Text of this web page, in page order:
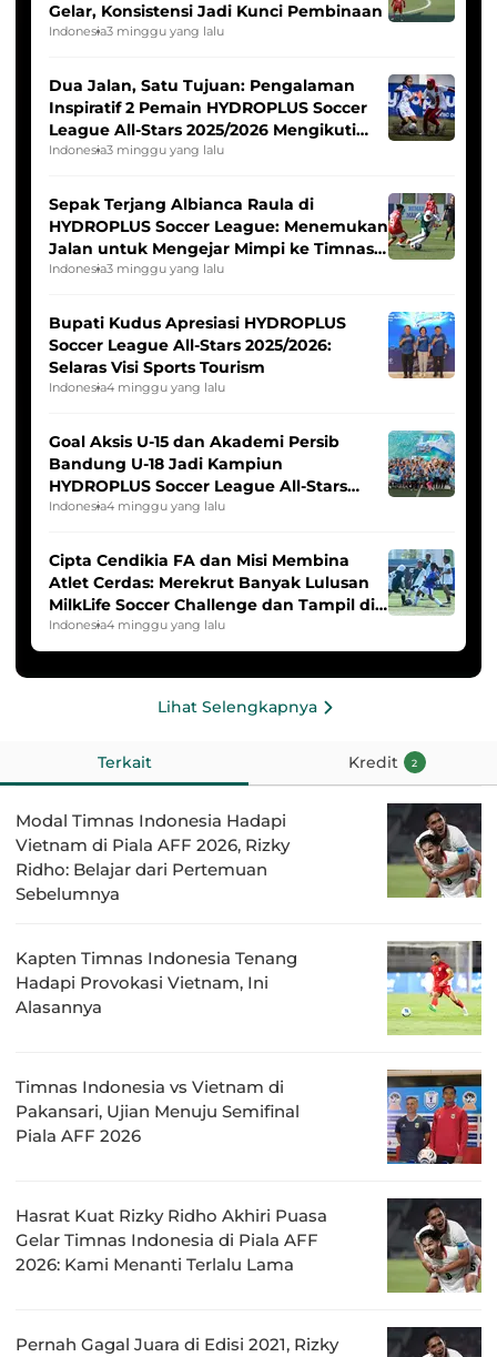
Gelar, Konsistensi Jadi Kunci Pembinaan
Indonesia3 minggu yang lalu
Dua Jalan, Satu Tujuan: Pengalaman
Inspiratif 2 Pemain HYDROPLUS Soccer
League All-Stars 2025/2026 Mengikuti
Seleksi Timnas Indonesia Putri
Indonesia3 minggu yang lalu
Sepak Terjang Albianca Raula di
HYDROPLUS Soccer League: Menemukan
Jalan untuk Mengejar Mimpi ke Timnas
Indonesia Putri
Indonesia3 minggu yang lalu
Bupati Kudus Apresiasi HYDROPLUS
Soccer League All-Stars 2025/2026:
Selaras Visi Sports Tourism
Indonesia4 minggu yang lalu
Goal Aksis U-15 dan Akademi Persib
Bandung U-18 Jadi Kampiun
HYDROPLUS Soccer League All-Stars
2025/2026
Indonesia4 minggu yang lalu
Cipta Cendikia FA dan Misi Membina
Atlet Cerdas: Merekrut Banyak Lulusan
MilkLife Soccer Challenge dan Tampil di
HYDROPLUS Soccer League
Indonesia4 minggu yang lalu
Lihat Selengkapnya
Terkait Kredit 2
Modal Timnas Indonesia Hadapi
Vietnam di Piala AFF 2026, Rizky
Ridho: Belajar dari Pertemuan
Sebelumnya
Kapten Timnas Indonesia Tenang
Hadapi Provokasi Vietnam, Ini
Alasannya
Timnas Indonesia vs Vietnam di
Pakansari, Ujian Menuju Semifinal
Piala AFF 2026
Hasrat Kuat Rizky Ridho Akhiri Puasa
Gelar Timnas Indonesia di Piala AFF
2026: Kami Menanti Terlalu Lama
Pernah Gagal Juara di Edisi 2021, Rizky